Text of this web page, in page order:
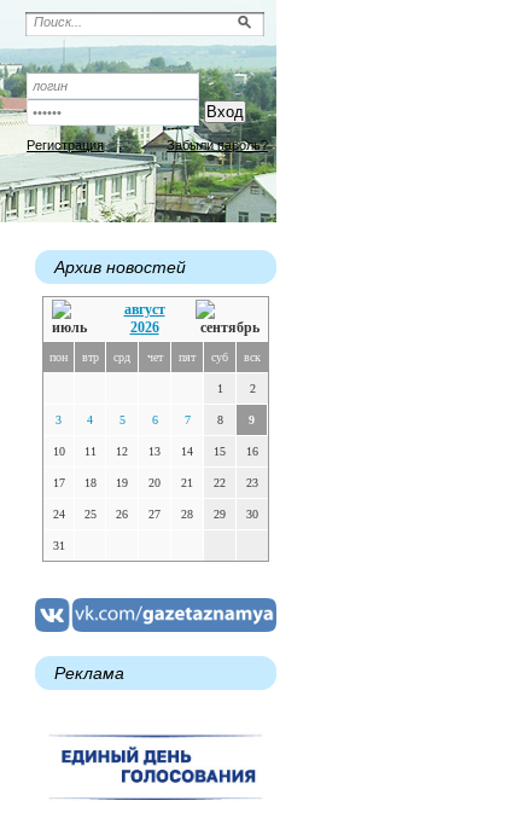
Регистрация Забыли пароль?
Архив новостей
август
2026
пон втр срд чет пят суб вск
1 2
3 4 5 6 7 8 9
10 11 12 13 14 15 16
17 18 19 20 21 22 23
24 25 26 27 28 29 30
31
Реклама